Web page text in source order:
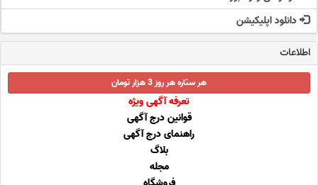
دانلود اپلیکیشن
اطلاعات
هر ستاره هر روز 3 هزار تومان
تعرفه آگهی ویژه
قوانین درج آگهی
راهنمای درج آگهی
بلاگ
مجله